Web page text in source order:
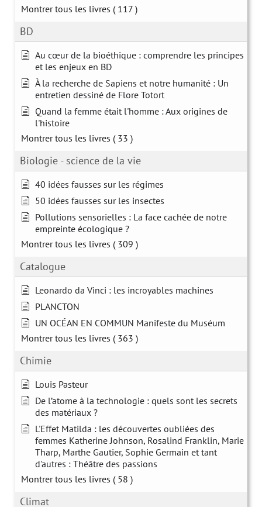
Montrer tous les livres ( 117 )
BD
Au cœur de la bioéthique : comprendre les principes
et les enjeux en BD
À la recherche de Sapiens et notre humanité : Un
entretien dessiné de Flore Totort
Quand la femme était l'homme : Aux origines de
l'histoire
Montrer tous les livres ( 33 )
Biologie - science de la vie
40 idées fausses sur les régimes
50 idées fausses sur les insectes
Pollutions sensorielles : La face cachée de notre
empreinte écologique ?
Montrer tous les livres ( 309 )
Catalogue
Leonardo da Vinci : les incroyables machines
PLANCTON
UN OCÉAN EN COMMUN Manifeste du Muséum
Montrer tous les livres ( 363 )
Chimie
Louis Pasteur
De l’atome à la technologie : quels sont les secrets
des matériaux ?
L'Effet Matilda : les découvertes oubliées des
femmes Katherine Johnson, Rosalind Franklin, Marie
Tharp, Marthe Gautier, Sophie Germain et tant
d'autres : Théâtre des passions
Montrer tous les livres ( 58 )
Climat